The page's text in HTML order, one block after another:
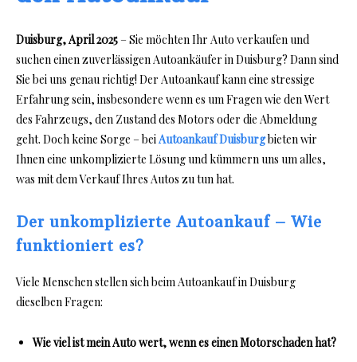
Duisburg, April 2025– Sie möchten Ihr Auto verkaufen und
suchen einen zuverlässigen Autoankäufer in Duisburg? Dann sind
Sie bei uns genau richtig! Der Autoankauf kann eine stressige
Erfahrung sein, insbesondere wenn es um Fragen wie den Wert
des Fahrzeugs, den Zustand des Motors oder die Abmeldung
geht. Doch keine Sorge – beiAutoankauf Duisburgbieten wir
Ihnen eine unkomplizierte Lösung und kümmern uns um alles,
was mit dem Verkauf Ihres Autos zu tun hat.
Der unkomplizierte Autoankauf – Wie
funktioniert es?
Viele Menschen stellen sich beim Autoankauf in Duisburg
dieselben Fragen:
Wie viel ist mein Auto wert, wenn es einen Motorschaden hat?